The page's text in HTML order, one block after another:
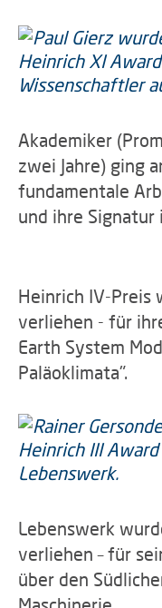
Akademiker
zwei Jahre) ging
fundamentale
und ihre
Heinrich IV-Preis
verliehen - für
Earth System
Paläoklimata".
Lebenswerk
verliehen – für
über den